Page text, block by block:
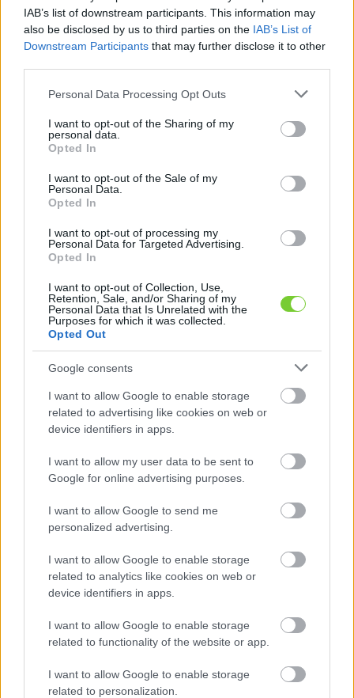
IAB’s list of downstream participants. This information may
also be disclosed by us to third parties on the IAB’s List of
Downstream Participants that may further disclose it to other
Please note that this website/app uses one or more Google
not limited to your visit or usage behaviour. You may click to
grant or deny consent to Google and its third-party tags to
use your data for below specified purposes in below Google
consent section.
Personal Data Processing Opt Outs
I want to opt-out of the Sharing of my
personal data.
Opted In
I want to opt-out of the Sale of my
Personal Data.
Opted In
I want to opt-out of processing my
Personal Data for Targeted Advertising.
Opted In
I want to opt-out of Collection, Use,
Retention, Sale, and/or Sharing of my
Personal Data that Is Unrelated with the
Purposes for which it was collected.
Opted Out
Google consents
I want to allow Google to enable storage
related to advertising like cookies on web or
device identifiers in apps.
I want to allow my user data to be sent to
Google for online advertising purposes.
I want to allow Google to send me
personalized advertising.
I want to allow Google to enable storage
related to analytics like cookies on web or
device identifiers in apps.
I want to allow Google to enable storage
related to functionality of the website or app.
I want to allow Google to enable storage
related to personalization.
Felhasználónév
Jelszó
Elfelejtette jelszavát?
Bejelentkezés
faiskola.hu
Kertészeti, kerti termékek és szolgáltatások térképes
KERTÉSZ ÉS KERTÉSZET REGISZTRÁCIÓ
Fon-6 Bt.
Szolnok megye